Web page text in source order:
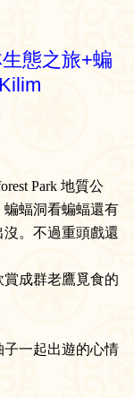
態之旅+蝙
Park 地質公
蝠洞看蝙蝠還有
。不過重頭戲還
成群老鷹覓食的
一起出遊的心情